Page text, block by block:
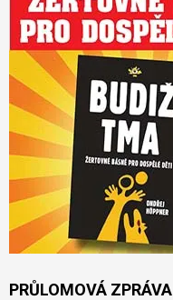
PRŮLOMOVÁ ZPRÁVA